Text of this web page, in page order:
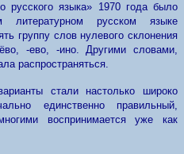
русского языка» 1970 года было
русском языке
группу слов нулевого склонения
-ево, -ино. Другими словами,
распространяться.
стали настолько широко
единственно правильный,
воспринимается уже как